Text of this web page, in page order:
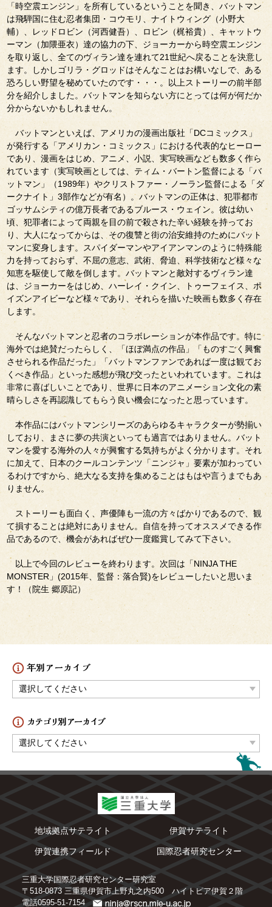
「時空震エンジン」を所有しているということを聞き、バットマン
は飛騨国に住む忍者集団・コウモリ、ナイトウィング（小野大
輔）、レッドロビン（河西健吾）、ロビン（梶裕貴）、キャットウ
ーマン（加隈亜衣）達の協力の下、ジョーカーから時空震エンジン
を取り返し、全てのヴィラン達を連れて21世紀へ戻ることを決意し
ます。しかしゴリラ・グロッドはそんなことはお構いなしで、ある
恐ろしい野望を秘めていたのです・・・。以上ストーリーの前半部
分を紹介しました。バットマンを知らない方にとっては何が何だか
分からないかもしれません。
バットマンといえば、アメリカの漫画出版社「DCコミックス」
が発行する「アメリカン・コミックス」における代表的なヒーロー
であり、漫画をはじめ、アニメ、小説、実写映画なども数多く作ら
れています（実写映画としては、ティム・バートン監督による「バ
ットマン」（1989年）やクリストファー・ノーラン監督による「ダ
ークナイト」3部作などが有名）。バットマンの正体は、犯罪都市
ゴッサムシティの億万長者であるブルース・ウェイン。彼は幼い
頃、犯罪者によって両親を目の前で殺された辛い経験を持ってお
り、大人になってからは、その復讐と街の治安維持のためにバット
マンに変身します。スパイダーマンやアイアンマンのように特殊能
力を持っておらず、不屈の意志、武術、脅迫、科学技術など様々な
知恵を駆使して敵を倒します。バットマンと敵対するヴィラン達
は、ジョーカーをはじめ、ハーレイ・クイン、トゥーフェイス、ポ
イズンアイビーなど様々であり、それらを描いた映画も数多く存在
します。
そんなバットマンと忍者のコラボレーションが本作品です。特に
海外では絶賛だったらしく、「ほぼ満点の作品」「ものすごく興奮
させられる作品だった」「バットマンファンであれば一度は観てお
くべき作品」といった感想が飛び交ったといわれています。これは
非常に喜ばしいことであり、世界に日本のアニメーション文化の素
晴らしさを再認識してもらう良い機会になったと思っています。
本作品にはバットマンシリーズのあらゆるキャラクターが勢揃い
しており、まさに夢の共演といっても過言ではありません。バット
マンを愛する海外の人々が興奮する気持ちがよく分かります。それ
に加えて、日本のクールコンテンツ「ニンジャ」要素が加わってい
るわけですから、絶大なる支持を集めることはもはや言うまでもあ
りません。
ストーリーも面白く、声優陣も一流の方々ばかりであるので、観
て損することは絶対にありません。自信を持ってオススメできる作
品であるので、機会があればぜひ一度鑑賞してみて下さい。
以上で今回のレビューを終わります。次回は「NINJA THE
MONSTER」(2015年、監督：落合賢)をレビューしたいと思いま
す！（院生 郷原記）
地域拠点サテライト 伊賀サテライト
伊賀連携フィールド 国際忍者研究センター
三重大学国際忍者研究センター研究室
〒518-0873 三重県伊賀市上野丸之内500 ハイトピア伊賀２階
電話0595-51-7154